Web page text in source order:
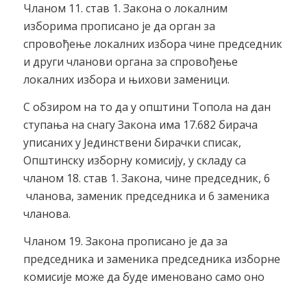
Чланом 11. став 1. Закона о локалним
изборима прописано је да орган за
спровођење локалних избора чине председник
и други чланови органа за спровођење
локалних избора и њихови заменици.
С обзиром на то да у општини Топола на дан
ступања на снагу Закона има 17.682 бирача
уписаних у Јединствени бирачки списак,
Општинску изборну комисију, у складу са
чланом 18. став 1. Закона, чине председник, 6
чланова, заменик председника и 6 заменика
чланова.
Чланом 19. Закона прописано је да за
председника и заменика председника изборне
комисије може да буде именовано само оно